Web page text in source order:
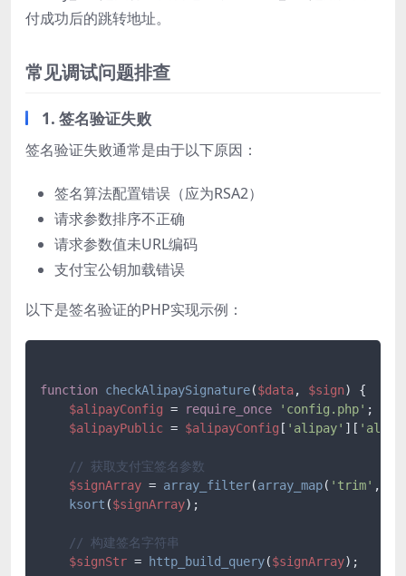
付成功后的跳转地址。
常见调试问题排查
1. 签名验证失败
签名验证失败通常是由于以下原因：
签名算法配置错误（应为RSA2）
请求参数排序不正确
请求参数值未URL编码
支付宝公钥加载错误
以下是签名验证的PHP实现示例：
function checkAlipaySignature($data, $sign) {
$alipayConfig = require_once 'config.php' ;
$alipayPublic = $alipayConfig [ 'alipay' ][
// 获取支付宝签名参数
$signArray = array_filter(array_map( 'trim' ,
ksort ($signArray);
// 构建签名字符串
$signStr = http_build_query($signArray);